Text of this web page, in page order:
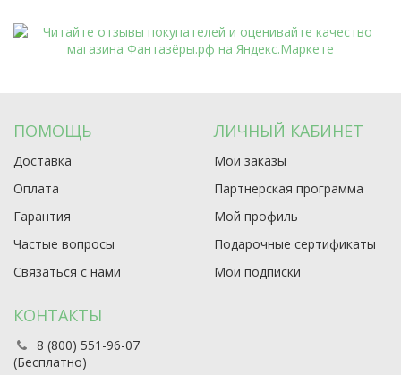
ПОМОЩЬ
Доставка
Оплата
Гарантия
Частые вопросы
Связаться с нами
ЛИЧНЫЙ КАБИНЕТ
Мои заказы
Партнерская программа
Мой профиль
Подарочные сертификаты
Мои подписки
КОНТАКТЫ
8 (800) 551-96-07
(Бесплатно)